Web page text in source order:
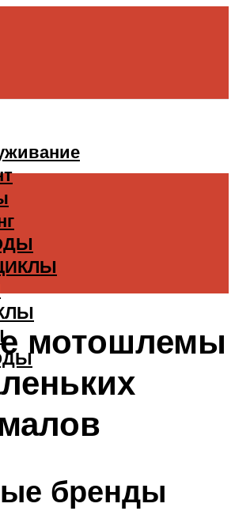
мотошлемы
бренды